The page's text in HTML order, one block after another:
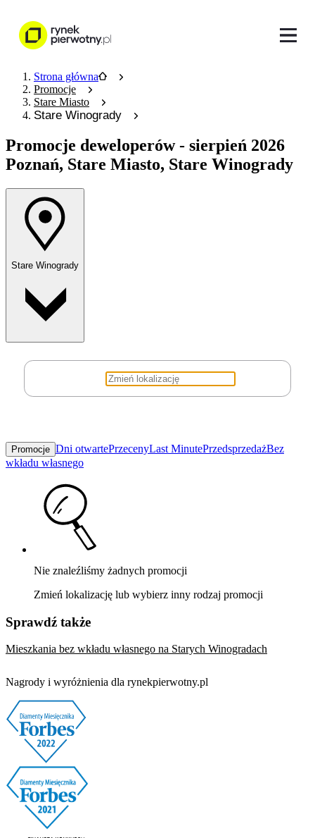
Strona główna
Promocje
Stare Miasto
Stare Winogrady
Promocje deweloperów - sierpień 2026
Poznań, Stare Miasto, Stare Winogrady
Stare Winogrady
Promocje Dni otwartePrzecenyLast MinutePrzedsprzedażBez
wkładu własnego
Nie znaleźliśmy żadnych promocji
Zmień lokalizację lub wybierz inny rodzaj promocji
Sprawdź także
Mieszkania bez wkładu własnego na Starych Winogradach
Nagrody i wyróżnienia dla rynekpierwotny.pl